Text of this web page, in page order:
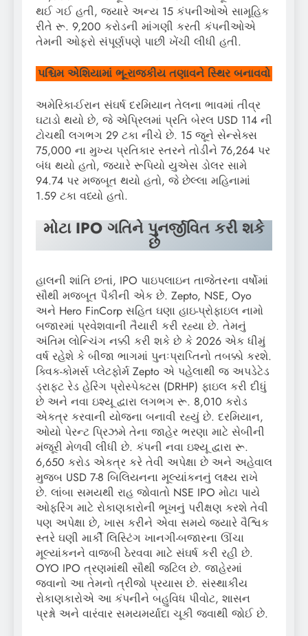
થઈ ગઈ હતી, જ્યારે અન્ય 15 કંપનીઓએ સામૂહિક
રીતે રૂ. 9,200 કરોડની માંગણી કરતી કંપનીઓએ
તેમની ઓફરો સંપૂર્ણપણે પાછી ખેંચી લીધી હતી.
પશ્ચિમ એશિયામાં ભૂ-રાજકીય તણાવને સ્થિર બનાવવો
અમેરિકા-ઈરાન સંઘર્ષ દરમિયાન તેલના ભાવમાં તીવ્ર
ઘટાડો થયો છે, જે એપ્રિલમાં પ્રતિ બેરલ USD 114 ની
ટોચથી લગભગ 29 ટકા નીચે છે. 15 જૂને સેન્સેક્સ
75,000 ના મુખ્ય પ્રતિકાર સ્તરને તોડીને 76,264 પર
બંધ થયો હતો, જ્યારે રૂપિયો યુએસ ડોલર સામે
94.74 પર મજબૂત થયો હતો, જે છેલ્લા મહિનામાં
1.59 ટકા વધ્યો હતો.
મોટા IPO ગતિને પુનર્જીવિત કરી શકે
છે
હાલની શાંતિ છતાં, IPO પાઇપલાઇન તાજેતરના વર્ષોમાં
સૌથી મજબૂત પૈકીની એક છે. Zepto, NSE, Oyo
અને Hero FinCorp સહિત ઘણા હાઇ-પ્રોફાઇલ નામો
બજારમાં પ્રવેશવાની તૈયારી કરી રહ્યા છે. તેમનું
અંતિમ લોન્ચિંગ નક્કી કરી શકે છે કે 2026 એક ધીમું
વર્ષ રહેશે કે બીજા ભાગમાં પુનઃપ્રાપ્તિનો તબક્કો કરશે.
ક્વિક-કોમર્સ પ્લેટફોર્મ Zepto એ પહેલાથી જ અપડેટેડ
ડ્રાફ્ટ રેડ હેરિંગ પ્રોસ્પેક્ટસ (DRHP) ફાઇલ કરી દીધું
છે અને નવા ઇશ્યૂ દ્વારા લગભગ રૂ. 8,010 કરોડ
એકત્ર કરવાની યોજના બનાવી રહ્યું છે. દરમિયાન,
ઓયો પેરન્ટ પ્રિઝમે તેના જાહેર ભરણા માટે સેબીની
મંજૂરી મેળવી લીધી છે. કંપની નવા ઇશ્યૂ દ્વારા રૂ.
6,650 કરોડ એકત્ર કરે તેવી અપેક્ષા છે અને અહેવાલ
મુજબ USD 7-8 બિલિયનના મૂલ્યાંકનનું લક્ષ્ય રાખે
છે. લાંબા સમયથી રાહ જોવાતો NSE IPO મોટા પાયે
ઓફરિંગ માટે રોકાણકારોની ભૂખનું પરીક્ષણ કરશે તેવી
પણ અપેક્ષા છે, ખાસ કરીને એવા સમયે જ્યારે વૈશ્વિક
સ્તરે ઘણી માર્કી લિસ્ટિંગ ખાનગી-બજારના ઊંચા
મૂલ્યાંકનને વાજબી ઠેરવવા માટે સંઘર્ષ કરી રહી છે.
OYO IPO ત્રણમાંથી સૌથી જટિલ છે. જાહેરમાં
જવાનો આ તેમનો ત્રીજો પ્રયાસ છે. સંસ્થાકીય
રોકાણકારોએ આ કંપનીને બહુવિધ પીવોટ, શાસન
પ્રશ્નો અને વારંવાર સમયમર્યાદા ચૂકી જવાથી જોઈ છે.